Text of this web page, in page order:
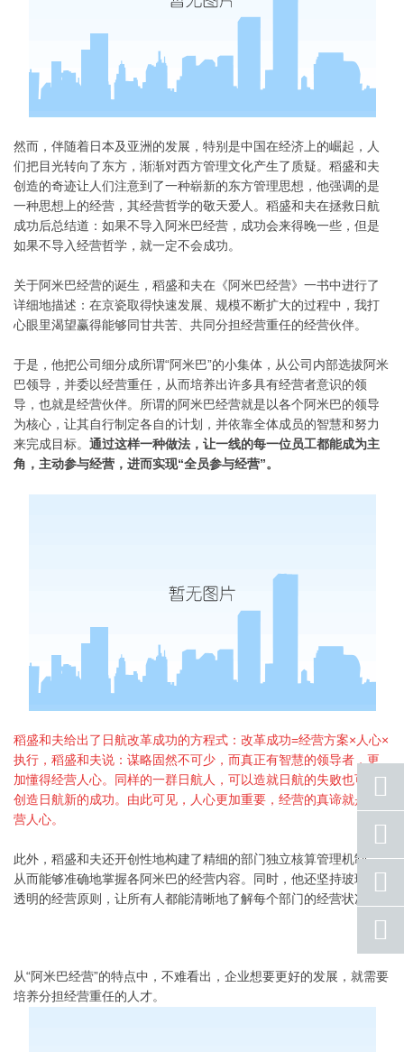
然而，伴随着日本及亚洲的发展，特别是中国在经济上的崛起，人
们把目光转向了东方，渐渐对西方管理文化产生了质疑。稻盛和夫
创造的奇迹让人们注意到了一种崭新的东方管理思想，他强调的是
一种思想上的经营，其经营哲学的敬天爱人。稻盛和夫在拯救日航
成功后总结道：如果不导入阿米巴经营，成功会来得晚一些，但是
如果不导入经营哲学，就一定不会成功。
关于阿米巴经营的诞生，稻盛和夫在《阿米巴经营》一书中进行了
详细地描述：在京瓷取得快速发展、规模不断扩大的过程中，我打
心眼里渴望赢得能够同甘共苦、共同分担经营重任的经营伙伴。
于是，他把公司细分成所谓“阿米巴”的小集体，从公司内部选拔阿米
巴领导，并委以经营重任，从而培养出许多具有经营者意识的领
导，也就是经营伙伴。所谓的阿米巴经营就是以各个阿米巴的领导
为核心，让其自行制定各自的计划，并依靠全体成员的智慧和努力
来完成目标。 通过这样一种做法，让一线的每一位员工都能成为主
角，主动参与经营，进而实现“全员参与经营”。
稻盛和夫给出了日航改革成功的方程式：改革成功=经营方案×人心×
执行，稻盛和夫说：谋略固然不可少，而真正有智慧的领导者，更
加懂得经营人心。同样的一群日航人，可以造就日航的失败也可以
创造日航新的成功。由此可见，人心更加重要，经营的真谛就是经
营人心。
此外，稻盛和夫还开创性地构建了精细的部门独立核算管理机制，
从而能够准确地掌握各阿米巴的经营内容。同时，他还坚持玻璃般
透明的经营原则，让所有人都能清晰地了解每个部门的经营状况。
从“阿米巴经营”的特点中，不难看出，企业想要更好的发展，就需要
培养分担经营重任的人才。
座机
号码
手机
号码
qq
联系
返回
顶部